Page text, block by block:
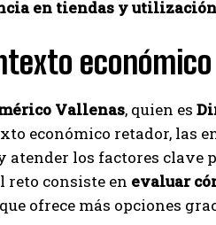
en tiendas y
Vallenas, quien es
económico retador, las
atender los factores clave
reto consiste en evaluar
ofrece más opciones